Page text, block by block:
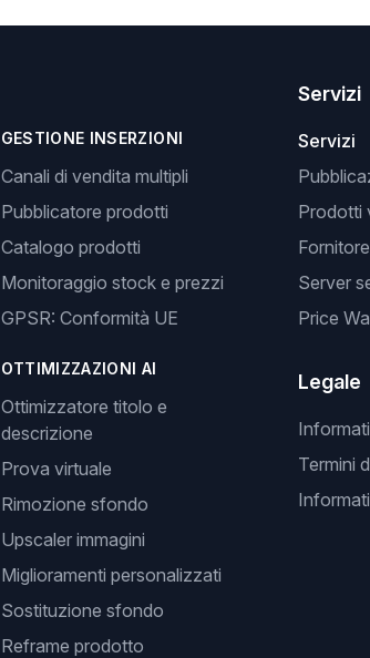
GESTIONE INSERZIONI
Canali di vendita multipli
Pubblicatore prodotti
Catalogo prodotti
Monitoraggio stock e prezzi
GPSR: Conformità UE
OTTIMIZZAZIONI AI
Ottimizzatore titolo e
descrizione
Prova virtuale
Rimozione sfondo
Upscaler immagini
Miglioramenti personalizzati
Sostituzione sfondo
Reframe prodotto
Servizi
Servizi
Prodotti
Server
Price
Legale
Termini